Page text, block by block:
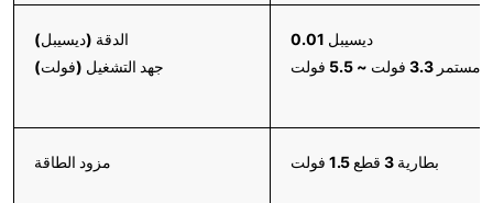
الدقة (ديسيبل)
جهد التشغيل (فولت)
0.01 ديسيبل
3.3 فولت ~ 5.5 فولت
مزود الطاقة بطارية 3 قطع 1.5 فولت